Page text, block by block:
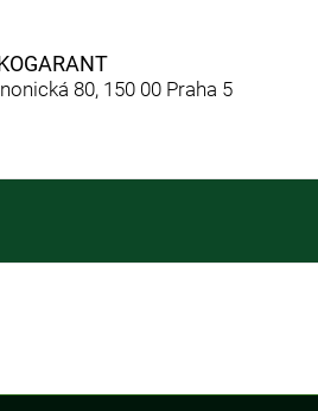
80, 150 00 Praha 5